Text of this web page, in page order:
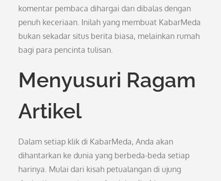
komentar pembaca dihargai dan dibalas dengan
penuh keceriaan. Inilah yang membuat KabarMeda
bukan sekadar situs berita biasa, melainkan rumah
bagi para pencinta tulisan.
Menyusuri Ragam
Artikel
Dalam setiap klik di KabarMeda, Anda akan
dihantarkan ke dunia yang berbeda-beda setiap
harinya. Mulai dari kisah petualangan di ujung